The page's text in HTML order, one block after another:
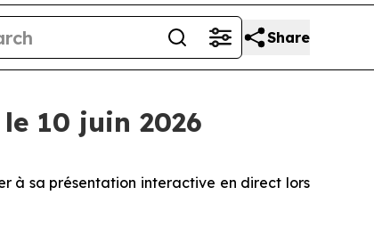
Share
10 juin 2026
à sa présentation interactive en direct lors